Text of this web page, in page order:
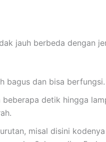
jauh berbeda dengan
bagus dan bisa berfungsi.
beberapa detik hingga
misal disini